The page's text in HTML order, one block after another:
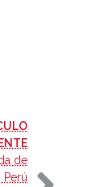
-
de
Perú